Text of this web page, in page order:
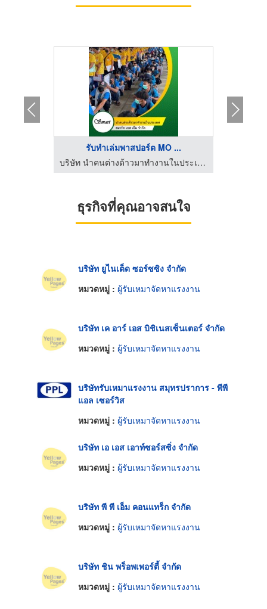
รับทำเล่มพาสปอร์ต MO ...
บริษัท นำคนต่างด้าวมาทำงานในประเทศ สมาร์ท เอส เอ็ม จำกัด
ธุรกิจที่คุณอาจสนใจ
บริษัท ยูไนเต็ด ซอร์ซซิง จำกัด
หมวดหมู่ : ผู้รับเหมาจัดหาแรงงาน
บริษัท เค อาร์ เอส บิชิเนสเซ็นเตอร์ จำกัด
หมวดหมู่ : ผู้รับเหมาจัดหาแรงงาน
บริษัทรับเหมาแรงงาน สมุทรปราการ - พีพี
แอล เซอร์วิส
หมวดหมู่ : ผู้รับเหมาจัดหาแรงงาน
บริษัท เอ เอส เอาท์ซอร์สซิ่ง จำกัด
หมวดหมู่ : ผู้รับเหมาจัดหาแรงงาน
บริษัท พี พี เอ็ม คอนแทร็ก จำกัด
หมวดหมู่ : ผู้รับเหมาจัดหาแรงงาน
บริษัท ชิน พร็อพเพอร์ตี้ จำกัด
หมวดหมู่ : ผู้รับเหมาจัดหาแรงงาน